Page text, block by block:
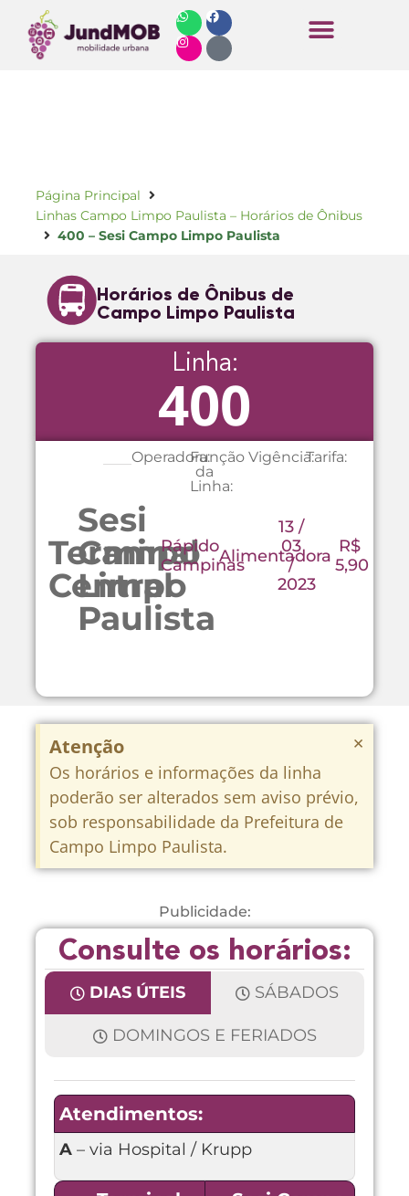
Página Principal
Linhas Campo Limpo Paulista – Horários de Ônibus
400 – Sesi Campo Limpo Paulista
Horários de Ônibus de
Campo Limpo Paulista
Linha:
400
Terminal
Central
Sesi
Campo
Limpo
Paulista
Operadora:Função
da
Linha:
Vigência:Tarifa:
Rápido
CampinasAlimentadora
13 /
03
/
2023
R$
5,90
Atenção
Os horários e informações da linha
poderão ser alterados sem aviso prévio,
sob responsabilidade da Prefeitura de
Campo Limpo Paulista.
×
Publicidade:
Consulte os horários:
DIAS ÚTEIS SÁBADOS
DOMINGOS E FERIADOS
Atendimentos:
A – via Hospital / Krupp